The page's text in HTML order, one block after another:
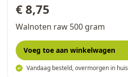
€ 8,75
Walnoten raw 500 gram
Vandaag besteld, overmorgen in huis
Voeg toe aan winkelwagen